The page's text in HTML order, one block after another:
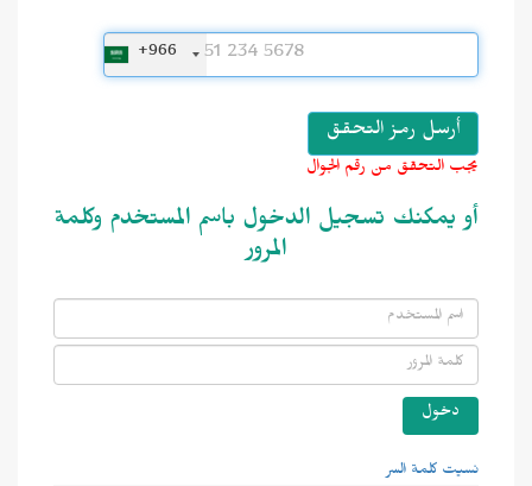
+966
يجب التحقق من رقم الجوال
أو يمكنك تسجيل الدخول باسم المستخدم وكلمة
المرور
نسيت كلمة السر